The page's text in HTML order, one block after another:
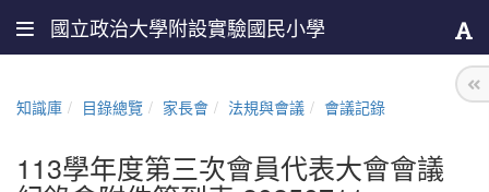
國立政治大學附設實驗國民小學
知識庫 目錄總覽 家長會 法規與會議 會議記錄
113學年度第三次會員代表大會會議